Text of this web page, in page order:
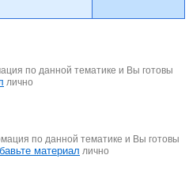
по данной тематике и Вы готовы
лично
по данной тематике и Вы готовы
материал лично